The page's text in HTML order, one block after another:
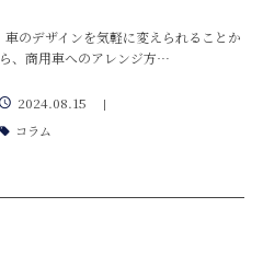
車のデザインを気軽に変えられることか
ら、商用車へのアレンジ方…
2024.08.15
コラム